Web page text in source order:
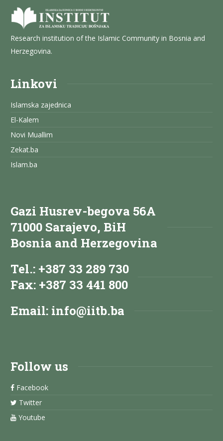
Research institution of the Islamic Community in Bosnia and
Herzegovina.
Linkovi
Islamska zajednica
El-Kalem
Novi Muallim
Zekat.ba
Islam.ba
Gazi Husrev-begova 56A
71000 Sarajevo, BiH
Bosnia and Herzegovina
Tel.: +387 33 289 730
Fax: +387 33 441 800
Email: info@iitb.ba
Follow us
Facebook
Twitter
Youtube